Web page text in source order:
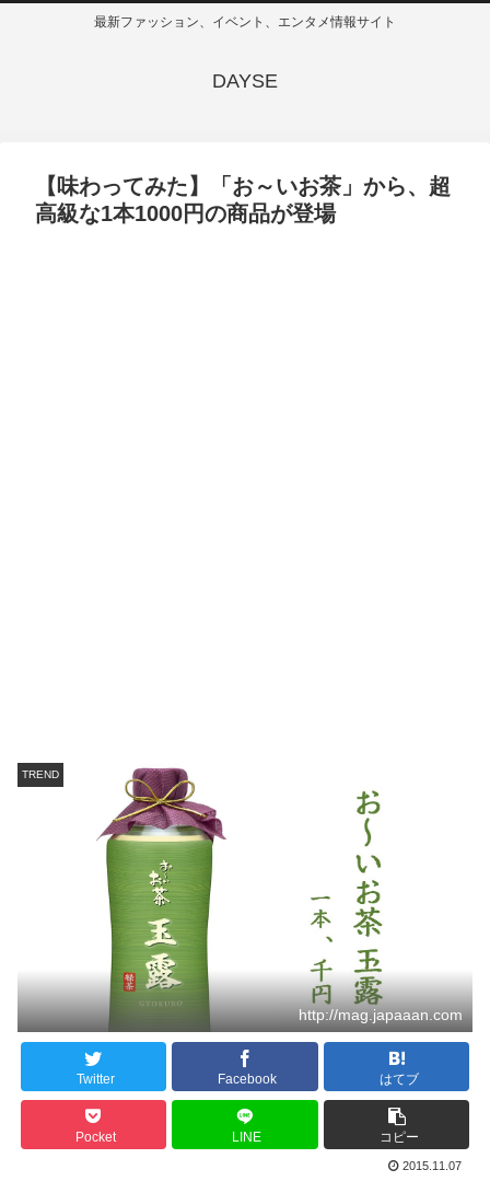
最新ファッション、イベント、エンタメ情報サイト
DAYSE
【味わってみた】「お～いお茶」から、超
高級な1本1000円の商品が登場
TREND
http://mag.japaaan.com
Twitter Facebook はてブ
Pocket LINE コピー
2015.11.07